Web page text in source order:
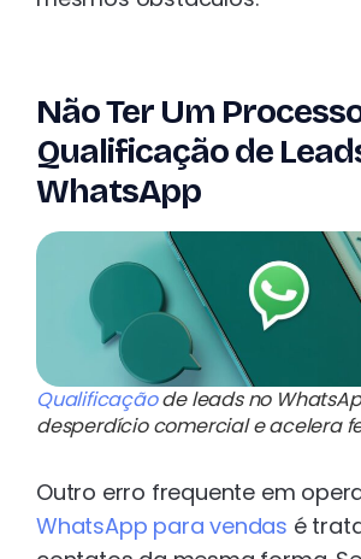
Não Ter Um
Qualificação de
WhatsApp
Qualificaçãode leads no
desperdício comercial e acelera
Outro erro frequente em
WhatsApp para vendas é